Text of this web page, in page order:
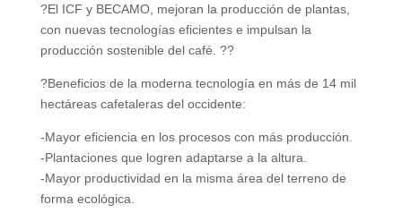
?El ICF y BECAMO, mejoran la producción de plantas,
con nuevas tecnologías eficientes e impulsan la
producción sostenible del café. ??
?Beneficios de la moderna tecnología en más de 14 mil
hectáreas cafetaleras del occidente:
-Mayor eficiencia en los procesos con más producción.
-Plantaciones que logren adaptarse a la altura.
-Mayor productividad en la misma área del terreno de
forma ecológica.